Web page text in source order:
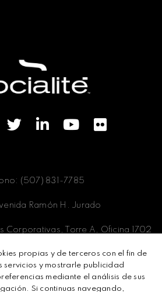
(507) 831-7785
Ramón H. Jurado
Corporativas, Torre A, Oficina 1702
Ciudad de Panamá
propias y de terceros con el fin de
servicios y mostrarle publicidad
mediante el análisis de sus
Si continuas navegando,